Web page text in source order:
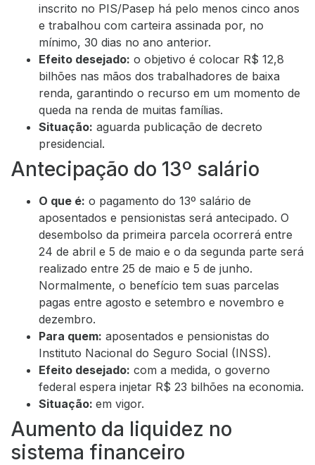
inscrito no PIS/Pasep há pelo menos cinco anos
e trabalhou com carteira assinada por, no
mínimo, 30 dias no ano anterior.
Efeito desejado: o objetivo é colocar R$ 12,8
bilhões nas mãos dos trabalhadores de baixa
renda, garantindo o recurso em um momento de
queda na renda de muitas famílias.
Situação: aguarda publicação de decreto
presidencial.
Antecipação do 13º salário
O que é: o pagamento do 13º salário de
aposentados e pensionistas será antecipado. O
desembolso da primeira parcela ocorrerá entre
24 de abril e 5 de maio e o da segunda parte será
realizado entre 25 de maio e 5 de junho.
Normalmente, o benefício tem suas parcelas
pagas entre agosto e setembro e novembro e
dezembro.
Para quem: aposentados e pensionistas do
Instituto Nacional do Seguro Social (INSS).
Efeito desejado: com a medida, o governo
federal espera injetar R$ 23 bilhões na economia.
Situação: em vigor.
Aumento da liquidez no
sistema financeiro